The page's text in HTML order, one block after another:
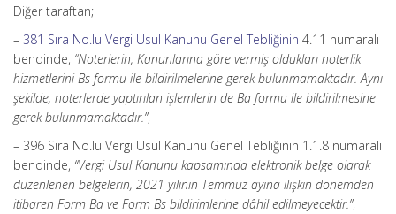
Diğer taraftan;
– 381 Sıra No.lu Vergi Usul Kanunu Genel Tebliğinin 4.11 numaralı
bendinde, “Noterlerin, Kanunlarına göre vermiş oldukları noterlik
hizmetlerini Bs formu ile bildirilmelerine gerek bulunmamaktadır. Aynı
şekilde, noterlerde yaptırılan işlemlerin de Ba formu ile bildirilmesine
gerek bulunmamaktadır.”,
– 396 Sıra No.lu Vergi Usul Kanunu Genel Tebliğinin 1.1.8 numaralı
bendinde, “Vergi Usul Kanunu kapsamında elektronik belge olarak
düzenlenen belgelerin, 2021 yılının Temmuz ayına ilişkin dönemden
itibaren Form Ba ve Form Bs bildirimlerine dâhil edilmeyecektir.”,